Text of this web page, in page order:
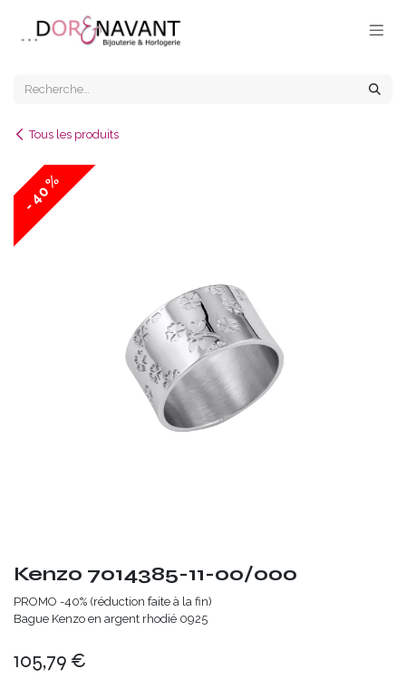
Tous les produits
- 40 %
Kenzo 7014385-11-00/000
PROMO -40% (réduction faite à la fin)
Bague Kenzo en argent rhodié 0925
105,79€